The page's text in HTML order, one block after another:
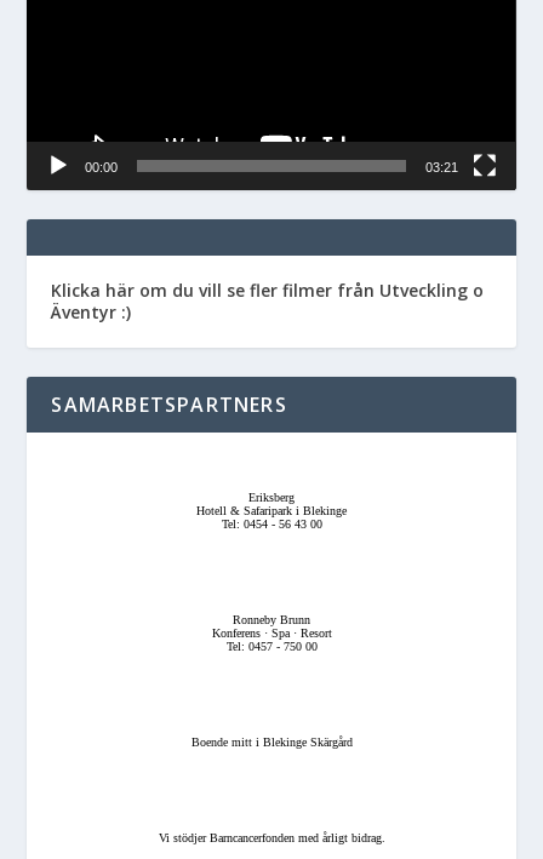
00:00 03:21
Klicka här om du vill se fler filmer från Utveckling o
Äventyr :)
SAMARBETSPARTNERS
Eriksberg
Hotell & Safaripark i Blekinge
Tel: 0454 - 56 43 00
Ronneby Brunn
Konferens · Spa · Resort
Tel: 0457 - 750 00
Boende mitt i Blekinge Skärgård
Vi stödjer Barncancerfonden med årligt bidrag.